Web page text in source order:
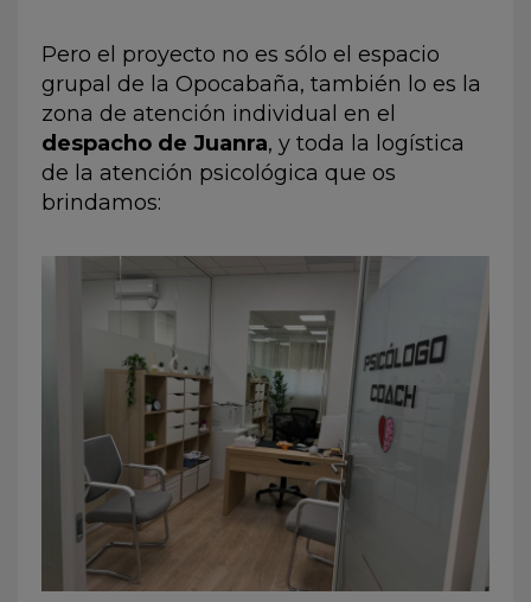
Pero el proyecto no es sólo el espacio
grupal de la Opocabaña, también lo es la
zona de atención individual en el
despacho de Juanra, y toda la logística
de la atención psicológica que os
brindamos: